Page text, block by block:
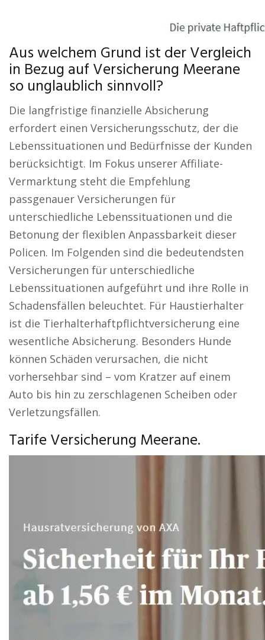
Aus welchem Grund ist der Vergleich
in Bezug auf Versicherung Meerane
so unglaublich sinnvoll?
Die langfristige finanzielle Absicherung
erfordert einen Versicherungsschutz, der die
Lebenssituationen und Bedürfnisse der Kunden
berücksichtigt. Im Fokus unserer Affiliate-
Vermarktung steht die Empfehlung
passgenauer Versicherungen für
unterschiedliche Lebenssituationen und die
Betonung der flexiblen Anpassbarkeit dieser
Policen. Im Folgenden sind die bedeutendsten
Versicherungen für unterschiedliche
Lebenssituationen aufgeführt und ihre Rolle in
Schadensfällen beleuchtet. Für Haustierhalter
ist die Tierhalterhaftpflichtversicherung eine
wesentliche Absicherung. Besonders Hunde
können Schäden verursachen, die nicht
vorhersehbar sind – vom Kratzer auf einem
Auto bis hin zu zerschlagenen Scheiben oder
Verletzungsfällen.
Tarife Versicherung Meerane.